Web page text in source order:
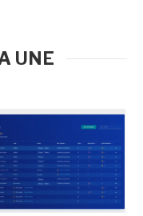
UNE